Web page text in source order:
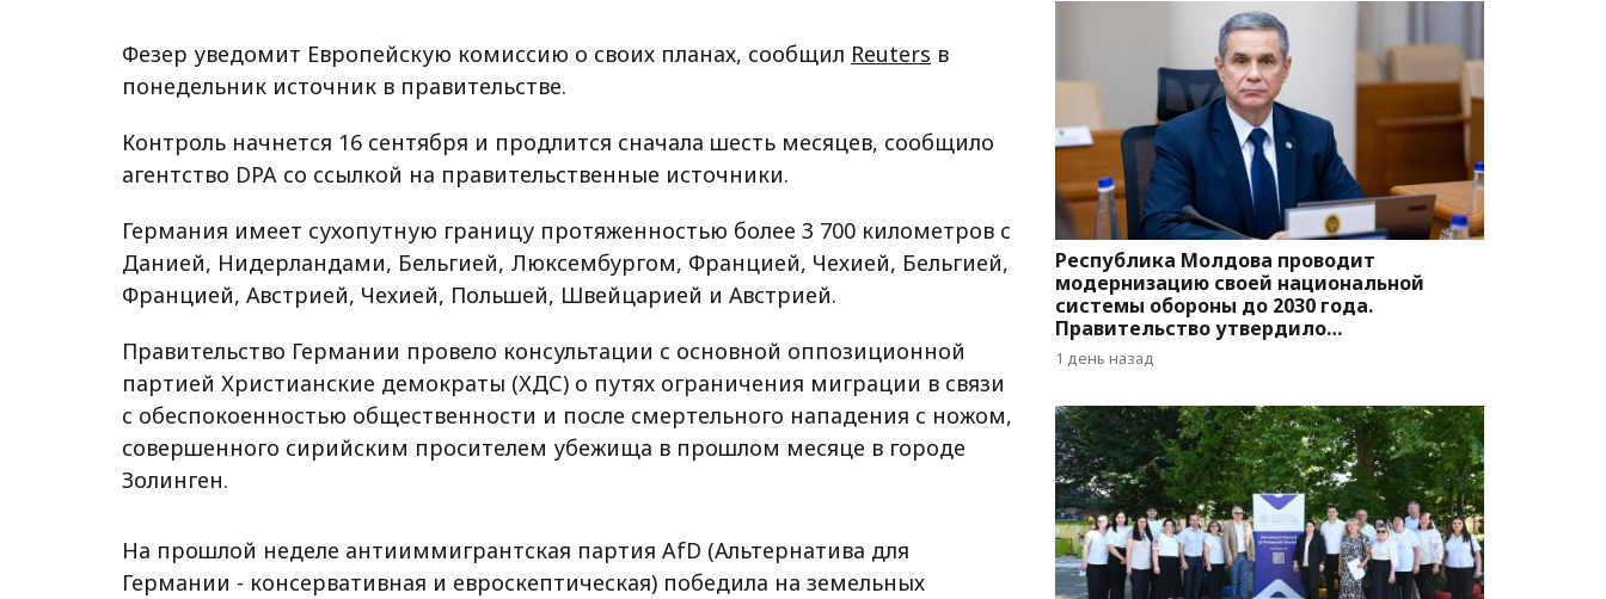
Фезер уведомит Европейскую комиссию о своих планах, сообщил Reuters в
понедельник источник в правительстве.
Контроль начнется 16 сентября и продлится сначала шесть месяцев, сообщило
агентство DPA со ссылкой на правительственные источники.
Германия имеет сухопутную границу протяженностью более 3 700 километров с
Данией, Нидерландами, Бельгией, Люксембургом, Францией, Чехией, Бельгией,
Францией, Австрией, Чехией, Польшей, Швейцарией и Австрией.
Правительство Германии провело консультации с основной оппозиционной
партией Христианские демократы (ХДС) о путях ограничения миграции в связи
с обеспокоенностью общественности и после смертельного нападения с ножом,
совершенного сирийским просителем убежища в прошлом месяце в городе
Золинген.
На прошлой неделе антииммигрантская партия AfD (Альтернатива для
Германии - консервативная и евроскептическая) победила на земельных
Республика Молдова проводит
модернизацию своей национальной
системы обороны до 2030 года.
Правительство утвердило
соответствующую программу
1 день назад